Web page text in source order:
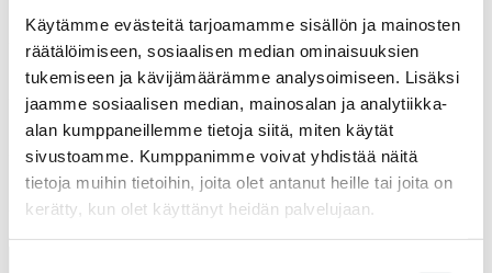
Käytämme evästeitä tarjoamamme sisällön ja mainosten
räätälöimiseen, sosiaalisen median ominaisuuksien
tukemiseen ja kävijämäärämme analysoimiseen. Lisäksi
jaamme sosiaalisen median, mainosalan ja analytiikka-
alan kumppaneillemme tietoja siitä, miten käytät
sivustoamme. Kumppanimme voivat yhdistää näitä
tietoja muihin tietoihin, joita olet antanut heille tai joita on
kerätty, kun olet käyttänyt heidän palvelujaan.
2020
2019
2018
2017